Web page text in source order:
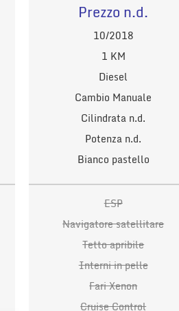
Prezzo n.d.
10/2018
1 KM
Diesel
Cambio Manuale
Cilindrata n.d.
Potenza n.d.
Bianco pastello
ESP
Navigatore satellitare
Tetto apribile
Interni in pelle
Fari Xenon
Cruise Control